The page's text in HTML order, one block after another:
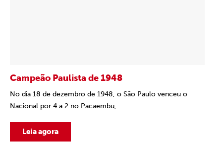
Campeão Paulista de 1948
No dia 18 de dezembro de 1948, o São Paulo venceu o
Nacional por 4 a 2 no Pacaembu,...
Leia agora